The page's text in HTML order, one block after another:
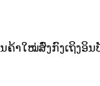
ຄ້າໃໝ່ສົ່ງກົງເຖິງອິນ